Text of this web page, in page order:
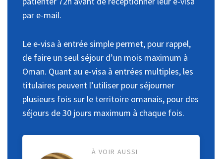
par e-mail.
Le e-visa à entrée simple permet, pour rappel,
de faire un seul séjour d’un mois maximum à
Oman. Quant au e-visa à entrées multiples, les
titulaires peuvent l’utiliser pour séjourner
plusieurs fois sur le territoire omanais, pour des
séjours de 30 jours maximum à chaque fois.
À VOIR AUSSI